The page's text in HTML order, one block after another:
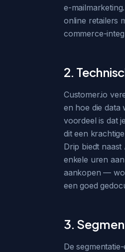
e-
online retailers
commerce-
2.
Customer.io
en hoe die data
voordeel is dat
dit een
Drip biedt
enkele uren
aankopen —
een goed
3.
De